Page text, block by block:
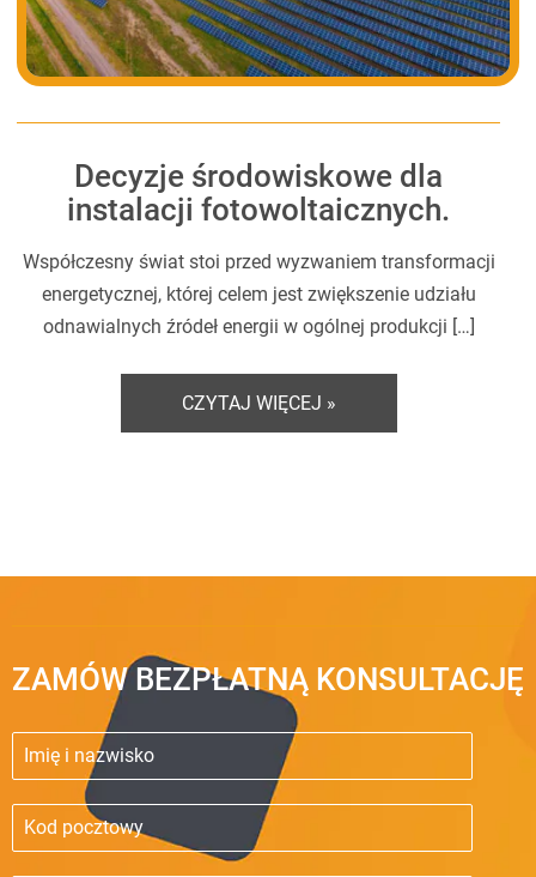
Decyzje środowiskowe dla
instalacji fotowoltaicznych.
Współczesny świat stoi przed wyzwaniem transformacji
energetycznej, której celem jest zwiększenie udziału
odnawialnych źródeł energii w ogólnej produkcji […]
CZYTAJ WIĘCEJ »
ZAMÓW BEZPŁATNĄ KONSULTACJĘ